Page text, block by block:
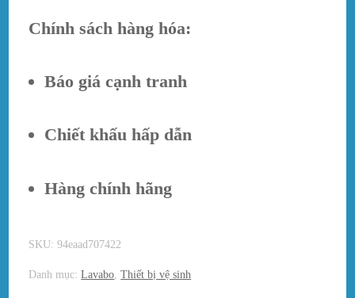
Chính sách hàng hóa:
Báo giá cạnh tranh
Chiết khấu hấp dẫn
Hàng chính hãng
SKU:94eaad707422
Danh mục:Lavabo ,Thiết bị vệ sinh